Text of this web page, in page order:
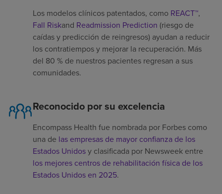
Los modelos clínicos patentados, como REACT™,
Fall Riskand Readmission Prediction (riesgo de
caídas y predicción de reingresos) ayudan a reducir
los contratiempos y mejorar la recuperación. Más
del 80 % de nuestros pacientes regresan a sus
comunidades.
Reconocido por su excelencia
Encompass Health fue nombrada por Forbes como
una de las empresas de mayor confianza de los
Estados Unidosy clasificada por Newsweek entre
los mejores centros de rehabilitación física de los
Estados Unidos en 2025.